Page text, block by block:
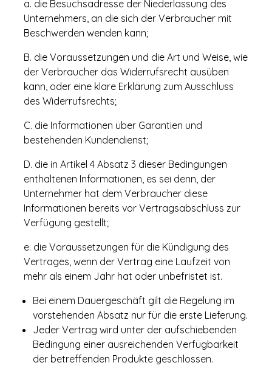
a. die Besuchsadresse der Niederlassung des
Unternehmers, an die sich der Verbraucher mit
Beschwerden wenden kann;
B. die Voraussetzungen und die Art und Weise, wie
der Verbraucher das Widerrufsrecht ausüben
kann, oder eine klare Erklärung zum Ausschluss
des Widerrufsrechts;
C. die Informationen über Garantien und
bestehenden Kundendienst;
D. die in Artikel 4 Absatz 3 dieser Bedingungen
enthaltenen Informationen, es sei denn, der
Unternehmer hat dem Verbraucher diese
Informationen bereits vor Vertragsabschluss zur
Verfügung gestellt;
e. die Voraussetzungen für die Kündigung des
Vertrages, wenn der Vertrag eine Laufzeit von
mehr als einem Jahr hat oder unbefristet ist.
Bei einem Dauergeschäft gilt die Regelung im
vorstehenden Absatz nur für die erste Lieferung.
Jeder Vertrag wird unter der aufschiebenden
Bedingung einer ausreichenden Verfügbarkeit
der betreffenden Produkte geschlossen.